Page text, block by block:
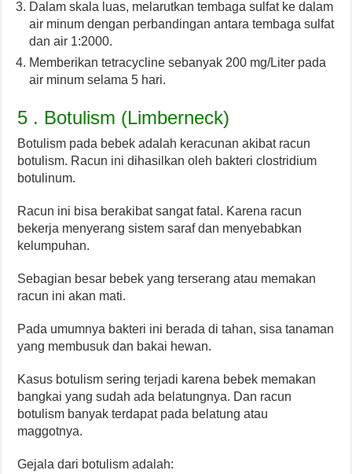
Dalam skala luas, melarutkan tembaga sulfat ke dalam
air minum dengan perbandingan antara tembaga sulfat
dan air 1:2000.
Memberikan tetracycline sebanyak 200 mg/Liter pada
air minum selama 5 hari.
5 . Botulism (Limberneck)
Botulism pada bebek adalah keracunan akibat racun
botulism. Racun ini dihasilkan oleh bakteri clostridium
botulinum.
Racun ini bisa berakibat sangat fatal. Karena racun
bekerja menyerang sistem saraf dan menyebabkan
kelumpuhan.
Sebagian besar bebek yang terserang atau memakan
racun ini akan mati.
Pada umumnya bakteri ini berada di tahan, sisa tanaman
yang membusuk dan bakai hewan.
Kasus botulism sering terjadi karena bebek memakan
bangkai yang sudah ada belatungnya. Dan racun
botulism banyak terdapat pada belatung atau
maggotnya.
Gejala dari botulism adalah: